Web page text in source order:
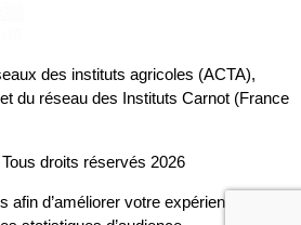
des instituts agricoles (ACTA),
du réseau des Instituts Carnot (France
droits réservés 2026
d’améliorer votre expérience